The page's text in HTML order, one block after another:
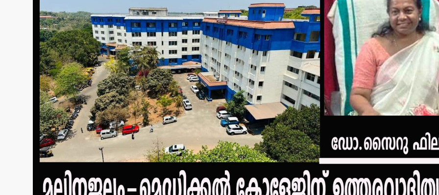
വാർത്തകൾ
പ്രായപൂര്‍ത്തിയാകാത്ത
പെണ്‍കുട്ടിയെ
ലൈംഗീകാതിക്രമത്തിനിരയാക്കിയ
യുവതി പോക്‌സോ കേസില്‍
അറസ്റ്റില്‍.
admin3 August 5, 2026
വാർത്തകൾ
പിക്കപ്പ്
സ്‌ക്കൂട്ടര്‍
admin3